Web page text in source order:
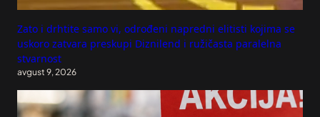
Zato i drhtite samo vi, odrođeni napredni elitisti kojima se
uskoro zatvara preskupi Diznilend i ružičasta paralelna
stvarnost
avgust 9, 2026